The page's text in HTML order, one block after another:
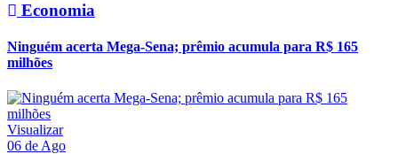
Economia
Ninguém acerta Mega-Sena; prêmio acumula para R$ 165
milhões
Visualizar
06 de Ago